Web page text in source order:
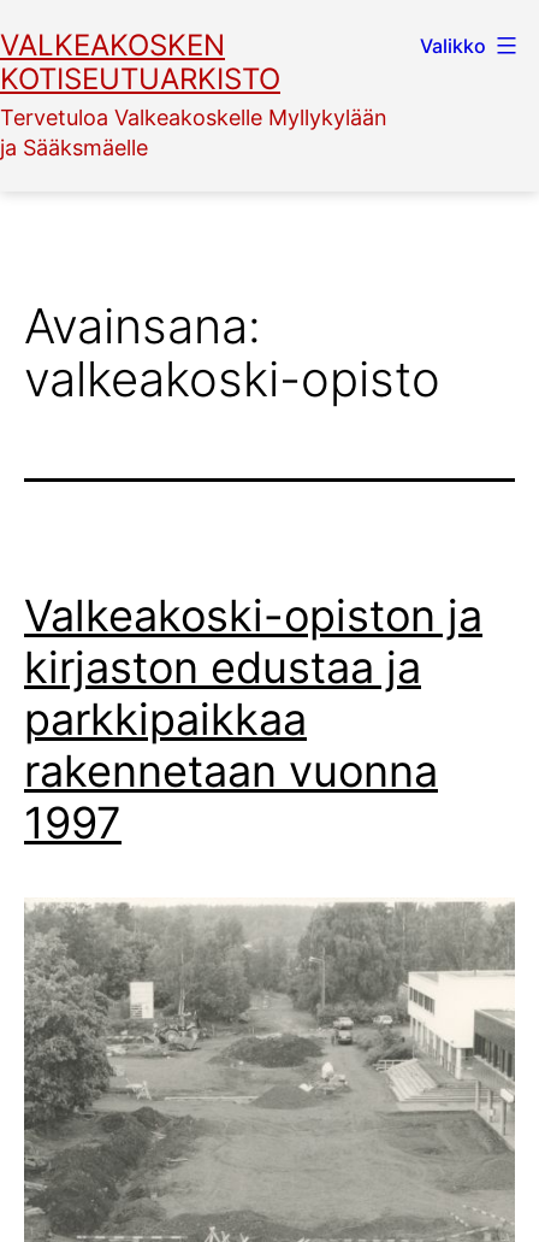
sisältöön
VALKEAKOSKEN
KOTISEUTUARKISTO
Tervetuloa Valkeakoskelle Myllykylään
ja Sääksmäelle
Valikko
Avainsana:
valkeakoski-opisto
Valkeakoski-opiston ja
kirjaston edustaa ja
parkkipaikkaa
rakennetaan vuonna
1997